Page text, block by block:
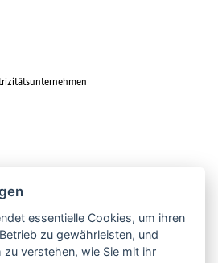
abonnieren
essentielle Cookies, um ihren
zu gewährleisten, und
zu verstehen, wie Sie mit ihr